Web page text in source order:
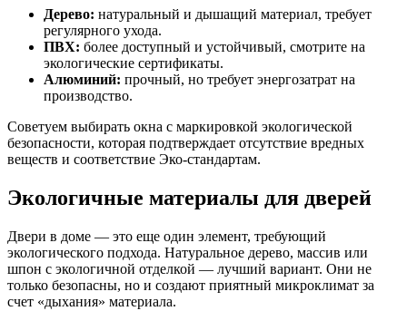
Дерево: натуральный и дышащий материал, требует
регулярного ухода.
ПВХ: более доступный и устойчивый, смотрите на
экологические сертификаты.
Алюминий: прочный, но требует энергозатрат на
производство.
Советуем выбирать окна с маркировкой экологической
безопасности, которая подтверждает отсутствие вредных
веществ и соответствие Эко-стандартам.
Экологичные материалы для дверей
Двери в доме — это еще один элемент, требующий
экологического подхода. Натуральное дерево, массив или
шпон с экологичной отделкой — лучший вариант. Они не
только безопасны, но и создают приятный микроклимат за
счет «дыхания» материала.